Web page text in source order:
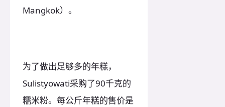
Mangkok）。
为了做出足够多的年糕，
Sulistyowati采购了90千克的
糯米粉。每公斤年糕的售价是